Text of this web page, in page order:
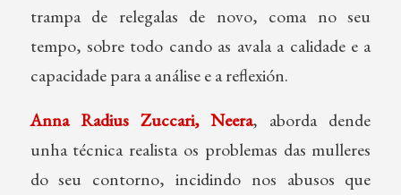
trampa de relegalas de novo, coma no seu
tempo, sobre todo cando as avala a calidade e a
capacidade para a análise e a reflexión.
Anna Radius Zuccari, Neera, aborda dende
unha técnica realista os problemas das mulleres
do seu contorno, incidindo nos abusos que